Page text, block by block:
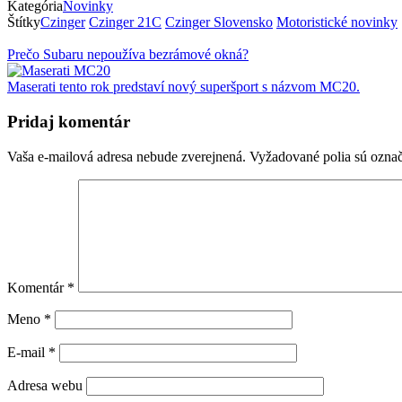
KategóriaNovinky
ŠtítkyCzinger Czinger 21C Czinger Slovensko Motoristické novinky
Prečo Subaru nepoužíva bezrámové okná?
Maserati tento rok predstaví nový superšport s názvom MC20.
Pridaj komentár
Vaša e-mailová adresa nebude zverejnená. Vyžadované polia sú
Komentár *
Meno *
E-mail *
Adresa webu